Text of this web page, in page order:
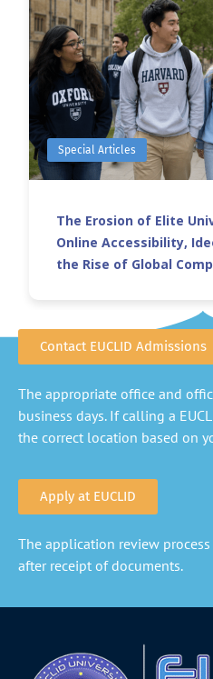
Special Articles
The Erosion of Elite
Online Accessibility,
the Rise of Global
Contact EUCLID Admissions
The appropriate office and
business days. If calling a
the correct location based on
Apply at EUCLID
The application review
after receipt of documents.